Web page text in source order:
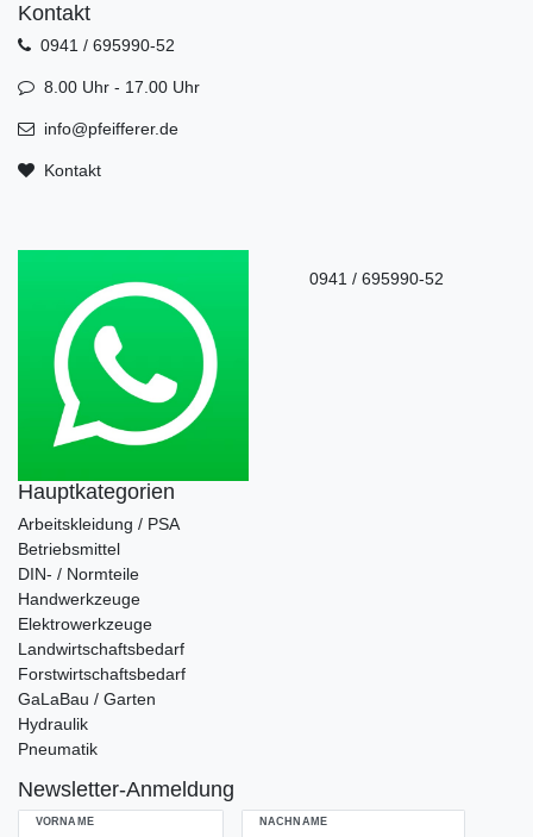
Kontakt
0941 / 695990-52
8.00 Uhr - 17.00 Uhr
info@pfeifferer.de
Kontakt
0941 / 695990-52
Hauptkategorien
Arbeitskleidung / PSA
Betriebsmittel
DIN- / Normteile
Handwerkzeuge
Elektrowerkzeuge
Landwirtschaftsbedarf
Forstwirtschaftsbedarf
GaLaBau / Garten
Hydraulik
Pneumatik
Newsletter-Anmeldung
VORNAME NACHNAME